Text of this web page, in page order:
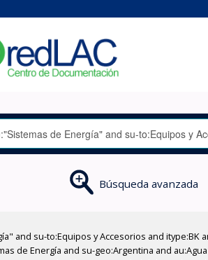
Búsqueda avanzada
and su-to:Equipos y Accesorios and itype:BK
de Energía and su-geo:Argentina and